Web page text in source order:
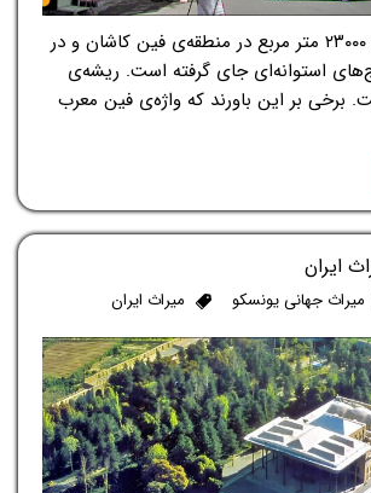
باغ فین به گستردگی ۲۳۰۰۰ متر مربع در منطقه‌ی فین کاشان و در
استوانه‌ای جای گرفته است. ریشه‌ی
برخی بر این باورند که واژه‌ی فین معرب
ایران
میراث جهانی یونسکو میراث ایران